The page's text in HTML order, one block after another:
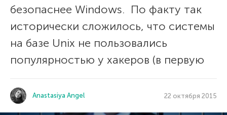
безопаснее Windows. По факту так
исторически сложилось, что системы
на базе Unix не пользовались
популярностью у хакеров (в первую
Anastasiya Angel 22 октября 2015